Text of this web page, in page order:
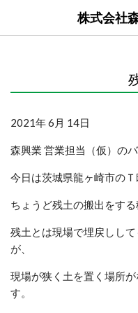
株式会社
2021年 6月 14日
森興業 営業担当（仮）のバ
今日は茨城県龍ヶ崎市のＴ
ちょうど残土の搬出をす
残土とは現場で埋戻しし
が、
現場が狭く土を置く場所
す。